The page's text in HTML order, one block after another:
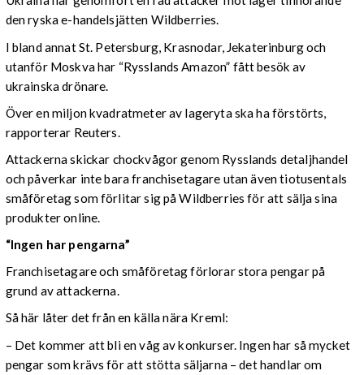
den ryska e-handelsjätten Wildberries.
I bland annat St. Petersburg, Krasnodar, Jekaterinburg och
utanför Moskva har “Rysslands Amazon” fått besök av
ukrainska drönare.
Över en miljon kvadratmeter av lageryta ska ha förstörts,
rapporterar Reuters.
Attackerna skickar chockvågor genom Rysslands detaljhandel
och påverkar inte bara franchisetagare utan även tiotusentals
småföretag som förlitar sig på Wildberries för att sälja sina
produkter online.
“Ingen har pengarna”
Franchisetagare och småföretag förlorar stora pengar på
grund av attackerna.
Så här låter det från en källa nära Kreml:
– Det kommer att bli en våg av konkurser. Ingen har så mycket
pengar som krävs för att stötta säljarna – det handlar om